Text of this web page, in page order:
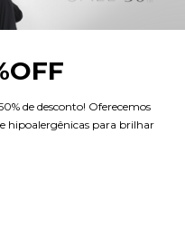
de desconto! Oferecemos
hipoalergênicas para brilhar